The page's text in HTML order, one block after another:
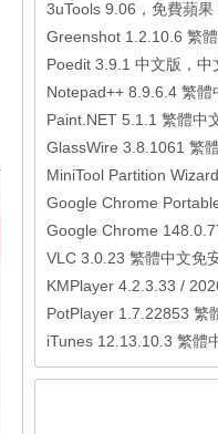
Poedit 3.9.1 中文版，中